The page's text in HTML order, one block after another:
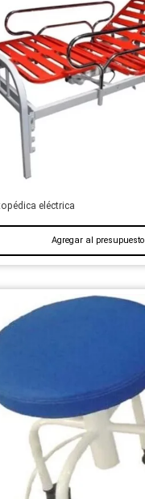
eléctrica
Agregar al presupuesto